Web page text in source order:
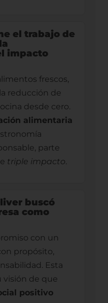
el trabajo de
impacto
frescos,
reducción de
desde cero.
alimentaria
parte
triple impacto.
buscó
como
con un
propósito,
Esta
visión de que
positivo